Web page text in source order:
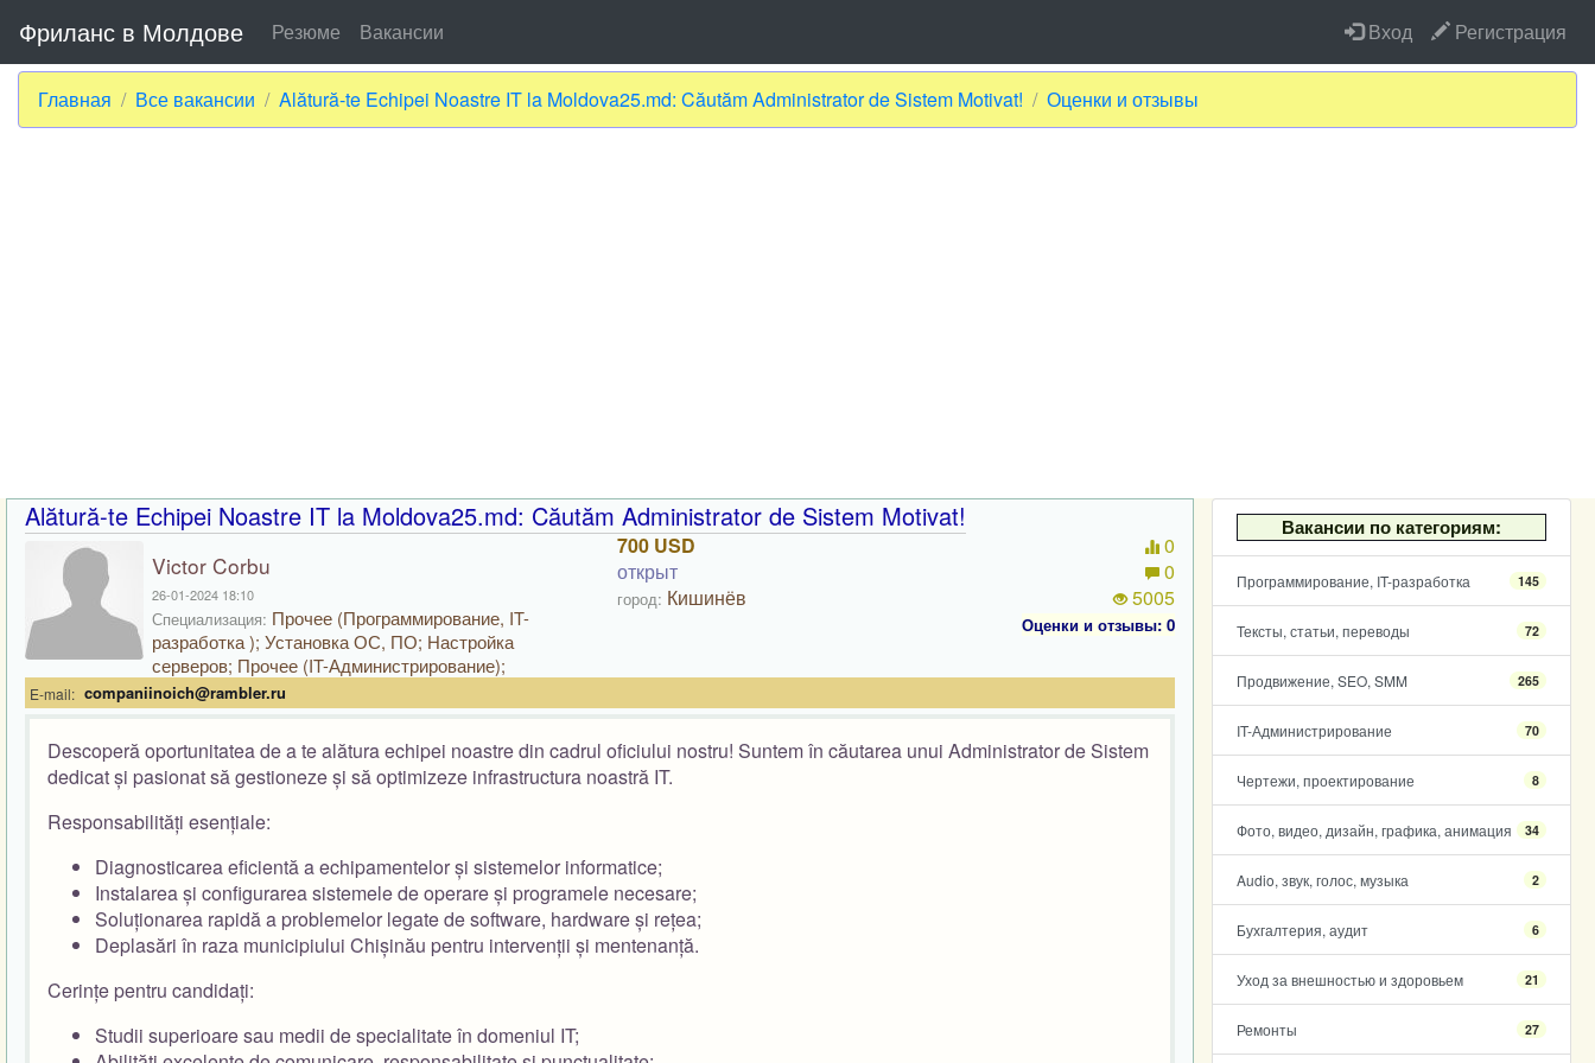
Фриланс в Молдове Резюме Вакансии Вход Регистрация
Главная Все вакансии Alătură-te Echipei Noastre IT la Moldova25.md: Căutăm Administrator de Sistem Motivat! Оценки и отзывы
Вакансии по категориям:
Программирование, IT-разработка 145
Тексты, статьи, переводы 72
Продвижение, SEO, SMM 265
IT-Администрирование 70
Чертежи, проектирование 8
Фото, видео, дизайн, графика, анимация 34
Audio, звук, голос, музыка 2
Бухгалтерия, аудит 6
Уход за внешностью и здоровьем 21
Ремонты 27
Alătură-te Echipei Noastre IT la Moldova25.md: Căutăm Administrator de Sistem Motivat!
Victor Corbu
26-01-2024 18:10
Специализация: Прочее (Программирование, IT-
разработка ); Установка ОС, ПО; Настройка
серверов; Прочее (IT-Администрирование);
700 USD
открыт
город: Кишинёв
0
0
5005
Оценки и отзывы: 0
E-mail: companiinoich@rambler.ru
Descoperă oportunitatea de a te alătura echipei noastre din cadrul oficiului nostru! Suntem în căutarea unui Administrator de Sistem
dedicat și pasionat să gestioneze și să optimizeze infrastructura noastră IT.
Responsabilități esențiale:
Diagnosticarea eficientă a echipamentelor și sistemelor informatice;
Instalarea și configurarea sistemele de operare și programele necesare;
Soluționarea rapidă a problemelor legate de software, hardware și rețea;
Deplasări în raza municipiului Chișinău pentru intervenții și mentenanță.
Cerințe pentru candidați:
Studii superioare sau medii de specialitate în domeniul IT;